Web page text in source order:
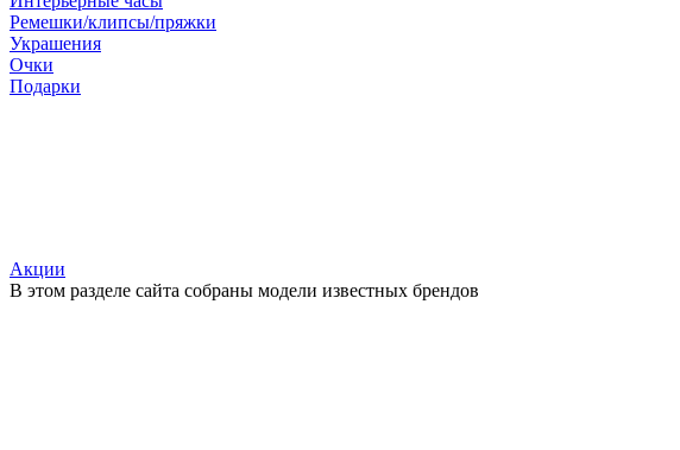
Ремешки/клипсы/пряжки
Украшения
Очки
Подарки
Акции
В этом разделе сайта собраны модели известных брендов